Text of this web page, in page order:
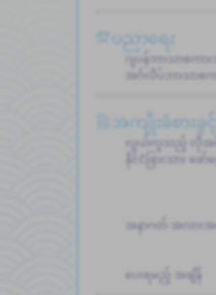
ပညာရေး
ဂျပန်ဘာသာစကာ
အင်္ဂလိပ်ဘာသာစက
အကျိုးခံစားခွ
လွယ်ကူသည့် လိုအပ်
နိုင်ငံခြားသား ဖော်
အနာဂတ် အလား
ပေးရမည့် အချိန်